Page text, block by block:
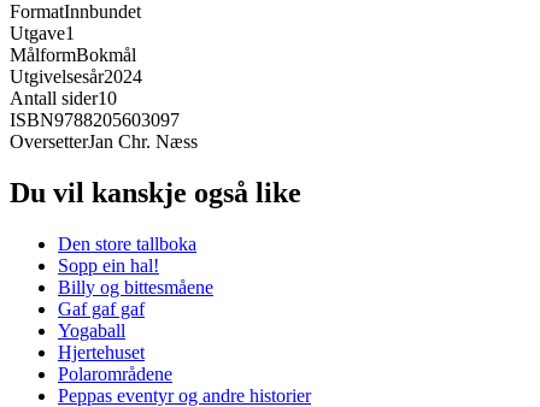
FormatInnbundet
Utgave1
MålformBokmål
Utgivelsesår2024
Antall sider10
ISBN9788205603097
OversetterJan Chr. Næss
Du vil kanskje også like
Den store tallboka
Sopp ein hal!
Billy og bittesmåene
Gaf gaf gaf
Yogaball
Hjertehuset
Polarområdene
Peppas eventyr og andre historier